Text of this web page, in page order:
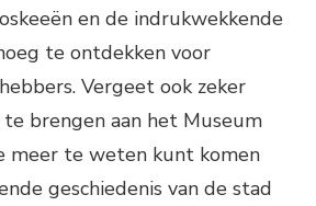
en de indrukwekkende
te ontdekken voor
Vergeet ook zeker
brengen aan het Museum
meer te weten kunt komen
geschiedenis van de stad